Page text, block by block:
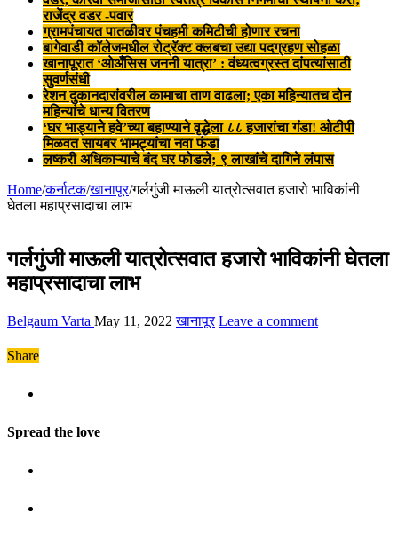
राजेंद्र वडर -पवार
ग्रामपंचायत पातळीवर पंचहमी कमिटीची होणार रचना
बागेवाडी कॉलेजमधील रोट्रॅक्ट क्लबचा उद्या पदग्रहण सोहळा
खानापूरात ‘ओअँसिस जननी यात्रा’ : वंध्यत्वग्रस्त दांपत्यांसाठी
सुवर्णसंधी
रेशन दुकानदारांवरील कामाचा ताण वाढला; एका महिन्यातच दोन
महिन्यांचे धान्य वितरण
‘घर भाड्याने हवे’च्या बहाण्याने वृद्धेला ८८ हजारांचा गंडा! ओटीपी
मिळवत सायबर भामट्यांचा नवा फंडा
लष्करी अधिकाऱ्याचे बंद घर फोडले; ९ लाखांचे दागिने लंपास
Home/कर्नाटक/खानापूर/गर्लगुंजी माऊली यात्रोत्सवात हजारो भाविकांनी
घेतला महाप्रसादाचा लाभ
गर्लगुंजी माऊली यात्रोत्सवात हजारो भाविकांनी घेतला
महाप्रसादाचा लाभ
Belgaum Varta May 11, 2022 खानापूर Leave a comment
Share
Spread the love